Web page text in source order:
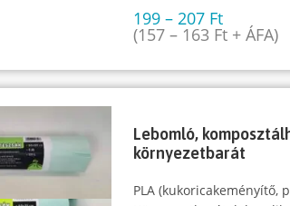
199–207 Ft
(157– 163 Ft + ÁFA)
Lebomló,
környezetbarát
PLA (kukoricakeményítő,